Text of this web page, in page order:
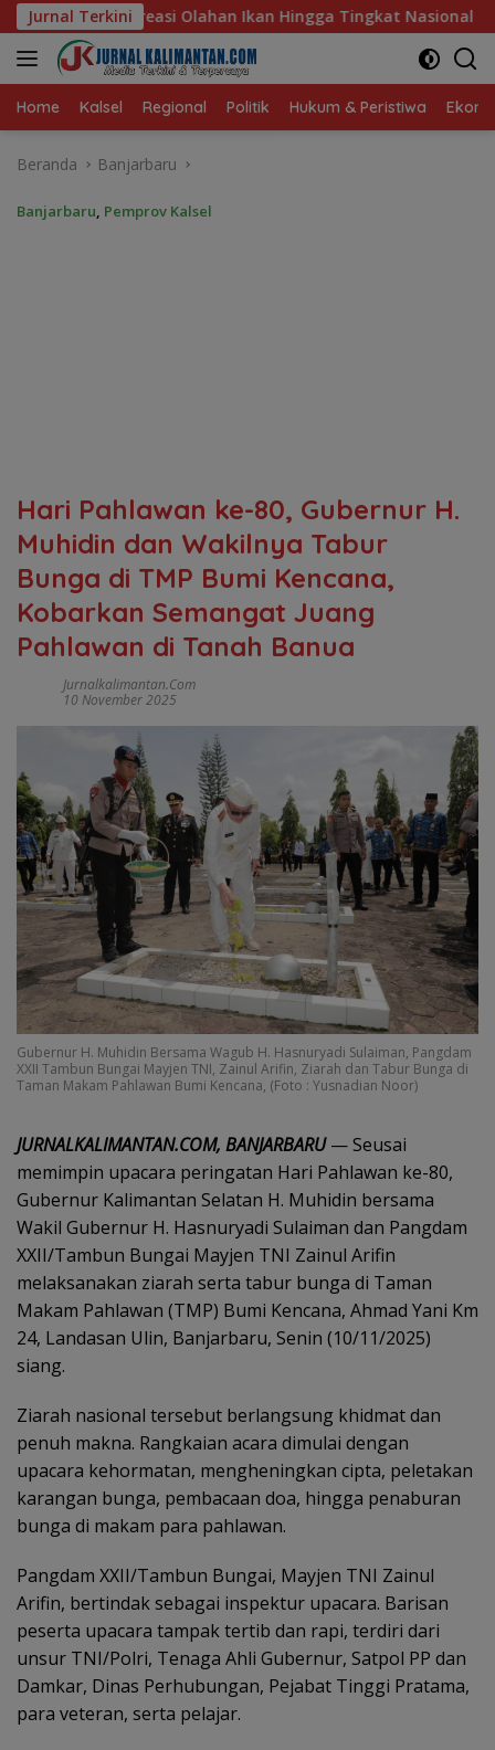
Langsung
ke
konten
Jurnal Terkini
Hingga Tingkat Nasional Pada Lomba Masak Serba Ikan
Home Kalsel Regional Politik Hukum & Peristiwa
Beranda Banjarbaru
Banjarbaru, Pemprov Kalsel
Hari Pahlawan ke-80, Gubernur H.
Muhidin dan Wakilnya Tabur
Bunga di TMP Bumi Kencana,
Kobarkan Semangat Juang
Pahlawan di Tanah Banua
Jurnalkalimantan.com
10 November 2025
Gubernur H. Muhidin Bersama Wagub H. Hasnuryadi Sulaiman, Pangdam
XXII Tambun Bungai Mayjen TNI, Zainul Arifin, Ziarah dan Tabur Bunga di
Taman Makam Pahlawan Bumi Kencana, (Foto : Yusnadian Noor)
JURNALKALIMANTAN.COM, BANJARBARU— Seusai
memimpin upacara peringatan Hari Pahlawan ke-80,
Gubernur Kalimantan Selatan H. Muhidin bersama
Wakil Gubernur H. Hasnuryadi Sulaiman dan Pangdam
XXII/Tambun Bungai Mayjen TNI Zainul Arifin
melaksanakan ziarah serta tabur bunga di Taman
Makam Pahlawan (TMP) Bumi Kencana, Ahmad Yani Km
24, Landasan Ulin, Banjarbaru, Senin (10/11/2025)
siang.
Ziarah nasional tersebut berlangsung khidmat dan
penuh makna. Rangkaian acara dimulai dengan
upacara kehormatan, mengheningkan cipta, peletakan
karangan bunga, pembacaan doa, hingga penaburan
bunga di makam para pahlawan.
Pangdam XXII/Tambun Bungai, Mayjen TNI Zainul
Arifin, bertindak sebagai inspektur upacara. Barisan
peserta upacara tampak tertib dan rapi, terdiri dari
unsur TNI/Polri, Tenaga Ahli Gubernur, Satpol PP dan
Damkar, Dinas Perhubungan, Pejabat Tinggi Pratama,
para veteran, serta pelajar.